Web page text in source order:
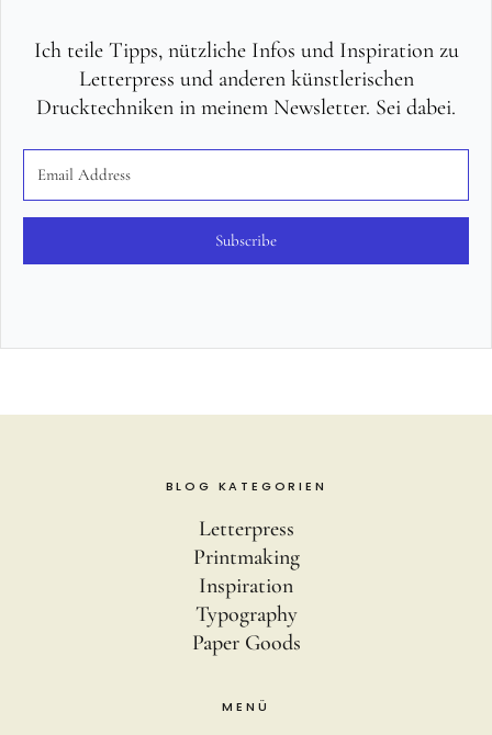
Ich teile Tipps, nützliche Infos und Inspiration zu
Letterpress und anderen künstlerischen
Drucktechniken in meinem Newsletter. Sei dabei.
Subscribe
BLOG KATEGORIEN
Letterpress
Printmaking
Inspiration
Typography
Paper Goods
MENÜ